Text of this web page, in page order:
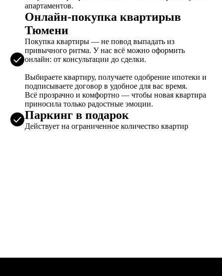
апартаментов.
Онлайн-покупка квартирыв
Тюмени
Покупка квартиры — не повод выпадать из
привычного ритма. У нас всё можно оформить
онлайн: от консультации до сделки.
Выбираете квартиру, получаете одобрение ипотеки и
подписываете договор в удобное для вас время.
Всё прозрачно и комфортно — чтобы новая квартира
приносила только радостные эмоции.
Паркинг в подарок
Действует на ограниченное количество квартир